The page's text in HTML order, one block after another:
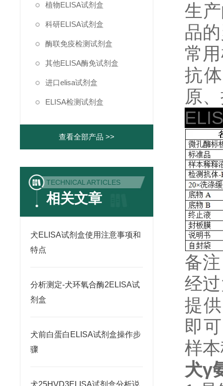
植物ELISA试剂盒
科研ELISA试剂盒
酶联免疫检测试剂盒
其他ELISA酶免试剂盒
进口elisa试剂盒
ELISA检测试剂盒
查看全部产品 >>
TECHNICAL ARTICLES
相关文章
犬ELISA试剂盒使用注意事项和
特点
分析测定-犬环氧合酶2ELISA试
剂盒
犬前白蛋白ELISA试剂盒操作步
骤
犬25HVD3ELISA试剂盒分析说
生
品
常
抗
原
备
经
提
即
样
犬γ